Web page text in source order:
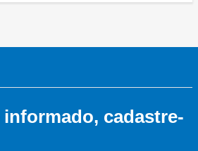
informado, cadastre-